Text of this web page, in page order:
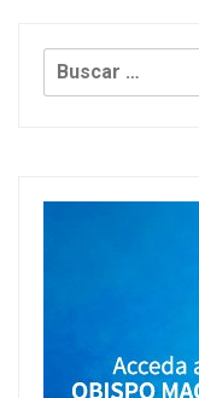
Buscar: